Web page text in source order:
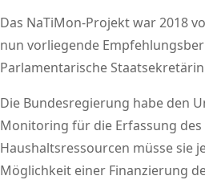
Das NaTiMon-Projekt war 2018
nun vorliegende
Parlamentarische
Die Bundesregierung habe den
Monitoring für die Erfassung
Haushaltsressourcen müsse sie
Möglichkeit einer Finanzierung